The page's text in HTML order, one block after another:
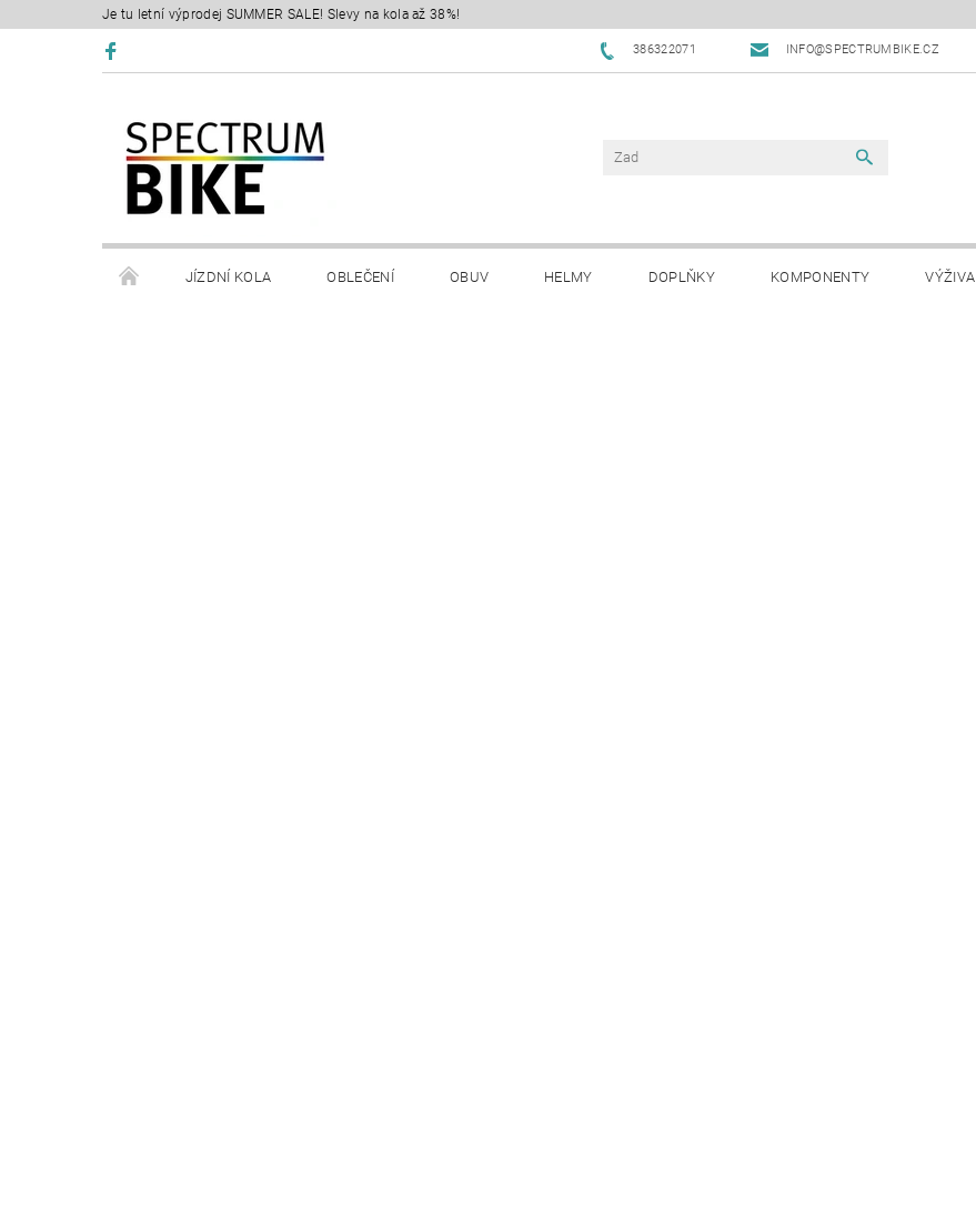
Je tu letní výprodej SUMMER SALE! Slevy na kola až 38%!
386322071 INFO@SPECTRUMBIKE.CZ
JÍZDNÍ KOLA OBLEČENÍ OBUV HELMY DOPLŇKY KOMPONENTY VÝŽIVA